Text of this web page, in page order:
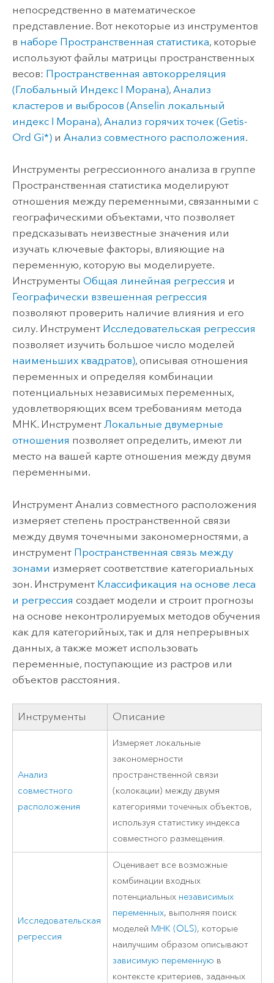
непосредственно в математическое
представление. Вот некоторые из инструментов
в наборе Пространственная статистика, которые
используют файлы матрицы пространственных
весов: Пространственная автокорреляция
(Глобальный Индекс I Морана), Анализ
кластеров и выбросов (Anselin локальный
индекс I Морана), Анализ горячих точек (Getis-
Ord Gi*)и Анализ совместного расположения.
Инструменты регрессионного анализа в группе
Пространственная статистика моделируют
отношения между переменными, связанными с
географическими объектами, что позволяет
предсказывать неизвестные значения или
изучать ключевые факторы, влияющие на
переменную, которую вы моделируете.
Инструменты Общая линейная регрессия и
Географически взвешенная регрессия
позволяют проверить наличие влияния и его
силу. Инструмент Исследовательская регрессия
позволяет изучить большое число моделей
наименьших квадратов), описывая отношения
переменных и определяя комбинации
потенциальных независимых переменных,
удовлетворяющих всем требованиям метода
МНК. Инструмент Локальные двумерные
отношения позволяет определить, имеют ли
место на вашей карте отношения между двумя
переменными.
Инструмент Анализ совместного расположения
измеряет степень пространственной связи
между двумя точечными закономерностями, а
инструмент Пространственная связь между
зонами измеряет соответствие категориальных
зон. Инструмент Классификация на основе леса
и регрессия создает модели и строит прогнозы
на основе неконтролируемых методов обучения
как для категорийных, так и для непрерывных
данных, а также может использовать
переменные, поступающие из растров или
объектов расстояния.
Инструменты Описание
Анализ
совместного
расположения
Измеряет локальные
закономерности
пространственной связи
(колокации) между двумя
категориями точечных объектов,
используя статистику индекса
совместного размещения.
Исследовательская
регрессия
Оценивает все возможные
комбинации входных
потенциальных независимых
переменных, выполняя поиск
моделей МНК (OLS), которые
наилучшим образом описывают
зависимую переменную в
контексте критериев, заданных